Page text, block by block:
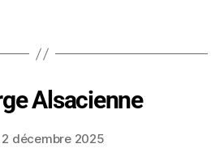
Alsacienne
2 décembre 2025